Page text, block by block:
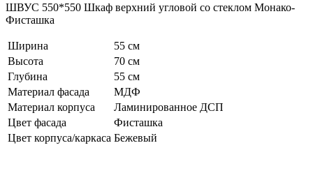
ШВУС 550*550 Шкаф верхний угловой со стеклом Монако-
Фисташка
Ширина
55 см
Высота
70 см
Глубина
55 см
Материал фасада
МДФ
Материал корпуса
Ламинированное ДСП
Цвет фасада
Фисташка
Цвет корпуса/каркаса Бежевый